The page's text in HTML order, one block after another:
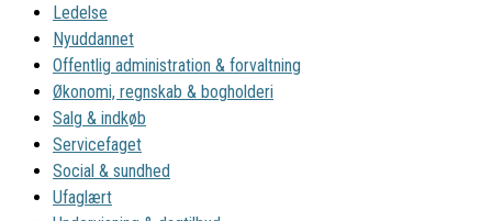
Ledelse
Nyuddannet
Offentlig administration & forvaltning
Økonomi, regnskab & bogholderi
Salg & indkøb
Servicefaget
Social & sundhed
Ufaglært